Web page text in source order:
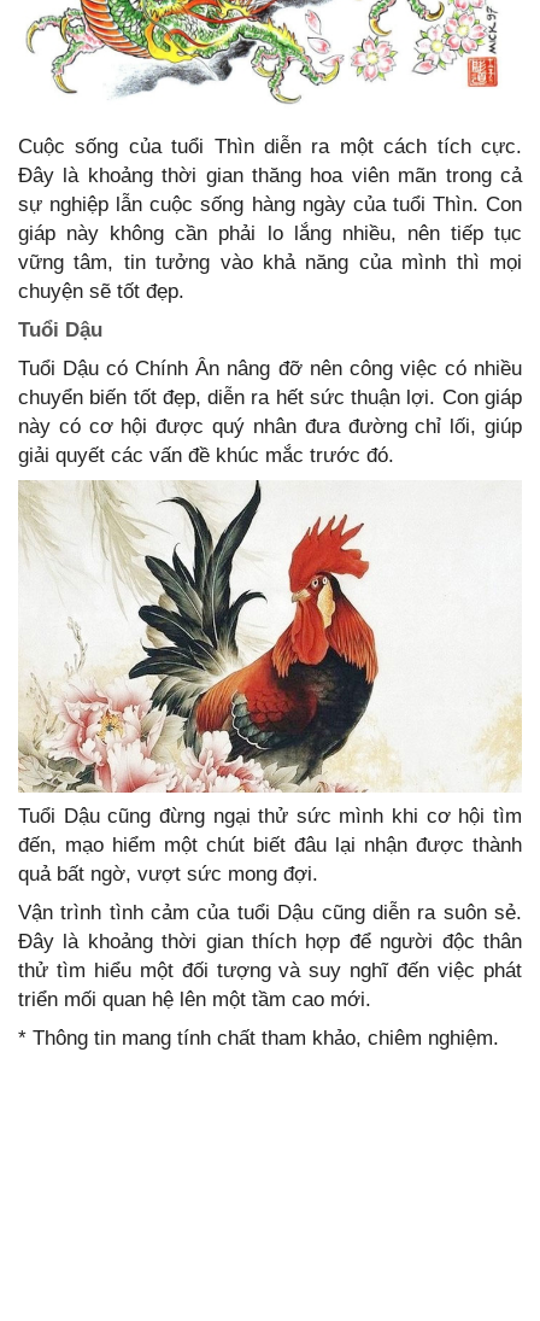
Cuộc sống của tuổi Thìn diễn ra một cách tích cực.
Đây là khoảng thời gian thăng hoa viên mãn trong cả
sự nghiệp lẫn cuộc sống hàng ngày của tuổi Thìn. Con
giáp này không cần phải lo lắng nhiều, nên tiếp tục
vững tâm, tin tưởng vào khả năng của mình thì mọi
chuyện sẽ tốt đẹp.
Tuổi Dậu
Tuổi Dậu có Chính Ân nâng đỡ nên công việc có nhiều
chuyển biến tốt đẹp, diễn ra hết sức thuận lợi. Con giáp
này có cơ hội được quý nhân đưa đường chỉ lối, giúp
giải quyết các vấn đề khúc mắc trước đó.
Tuổi Dậu cũng đừng ngại thử sức mình khi cơ hội tìm
đến, mạo hiểm một chút biết đâu lại nhận được thành
quả bất ngờ, vượt sức mong đợi.
Vận trình tình cảm của tuổi Dậu cũng diễn ra suôn sẻ.
Đây là khoảng thời gian thích hợp để người độc thân
thử tìm hiểu một đối tượng và suy nghĩ đến việc phát
triển mối quan hệ lên một tầm cao mới.
* Thông tin mang tính chất tham khảo, chiêm nghiệm.